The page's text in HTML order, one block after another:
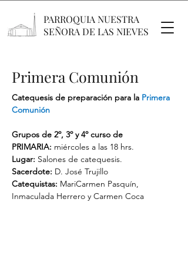
PARROQUIA NUESTRA
SEÑORA DE LAS NIEVES
Primera Comunión
Catequesis de preparación para la Primera
Comunión
Grupos de 2º, 3º y 4º curso de
PRIMARIA: miércoles a las 18 hrs.
Lugar: Salones de catequesis.
Sacerdote: D. José Trujillo
Catequistas: MariCarmen Pasquín,
Inmaculada Herrero y Carmen Coca